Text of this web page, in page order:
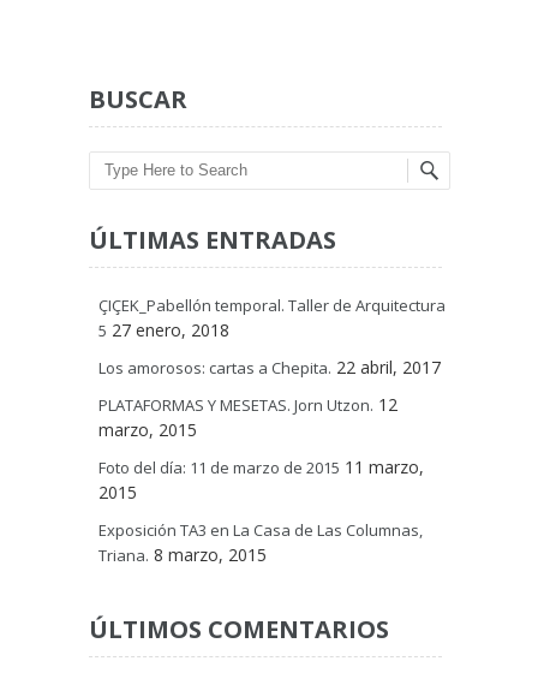
BUSCAR
Search
ÚLTIMAS ENTRADAS
ÇIÇEK_Pabellón temporal. Taller de Arquitectura
5 27 enero, 2018
Los amorosos: cartas a Chepita. 22 abril, 2017
PLATAFORMAS Y MESETAS. Jorn Utzon. 12
marzo, 2015
Foto del día: 11 de marzo de 2015 11 marzo,
2015
Exposición TA3 en La Casa de Las Columnas,
Triana. 8 marzo, 2015
ÚLTIMOS COMENTARIOS